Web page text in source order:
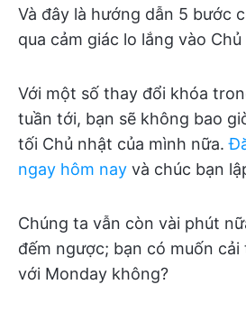
Và đây là hướng dẫn 5 bước
qua cảm giác lo lắng vào
Với một số thay đổi khóa
tuần tới, bạn sẽ không bao
tối Chủ nhật của mình nữa.
ngay hôm nay và chúc bạn
Chúng ta vẫn còn vài phút
đếm ngược; bạn có muốn
với Monday không?